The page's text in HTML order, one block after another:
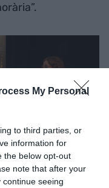
My Personal
to third parties, or
information for
the below opt-out
note that after your
seeing